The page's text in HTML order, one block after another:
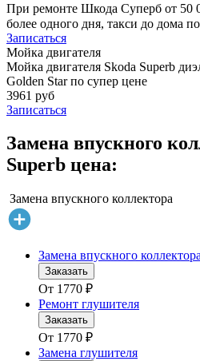
При ремонте Шкода Суперб от 50
более одного дня, такси до дома
Записаться
Мойка двигателя
Мойка двигателя Skoda Superb
Golden Star по супер цене
3961 руб
Записаться
Замена впускного
Superb цена:
Замена впускного коллектора
Замена впускного коллектора
Заказать
От 1770 ₽
Ремонт глушителя
Заказать
От 1770 ₽
Замена глушителя